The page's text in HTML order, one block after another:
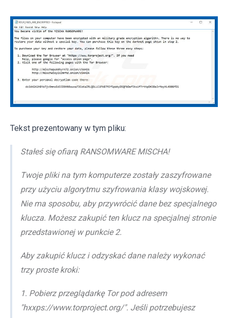
Tekst prezentowany w tym pliku:
Stałeś się ofiarą RANSOMWARE MISCHA!
Twoje pliki na tym komputerze zostały zaszyfrowane
przy użyciu algorytmu szyfrowania klasy wojskowej.
Nie ma sposobu, aby przywrócić dane bez specjalnego
klucza. Możesz zakupić ten klucz na specjalnej stronie
przedstawionej w punkcie 2.
Aby zakupić klucz i odzyskać dane należy wykonać
trzy proste kroki:
1. Pobierz przeglądarkę Tor pod adresem
"hxxps://www.torproject.org/". Jeśli potrzebujesz